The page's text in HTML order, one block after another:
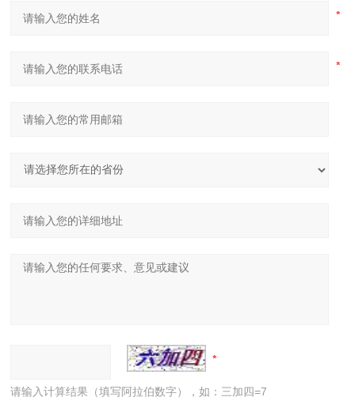
请输入计算结果（填写阿拉伯数字），如：三加四=7